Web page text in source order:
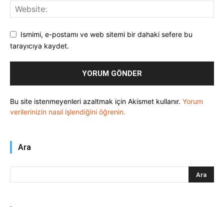
Ismimi, e-postamı ve web sitemi bir dahaki sefere bu
tarayıcıya kaydet.
Bu site istenmeyenleri azaltmak için Akismet kullanır. Yorum
verilerinizin nasıl işlendiğini öğrenin.
Ara